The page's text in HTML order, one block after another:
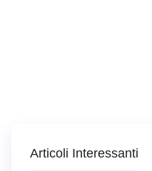
Articoli Interessanti